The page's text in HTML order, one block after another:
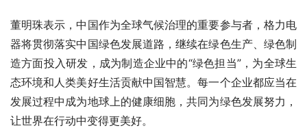
董明珠表示，中国作为全球气候治理的重要参与者，格力电
器将贯彻落实中国绿色发展道路，继续在绿色生产、绿色制
造方面投入研发，成为制造企业中的“绿色担当”，为全球生
态环境和人类美好生活贡献中国智慧。每一个企业都应当在
发展过程中成为地球上的健康细胞，共同为绿色发展努力，
让世界在行动中变得更美好。